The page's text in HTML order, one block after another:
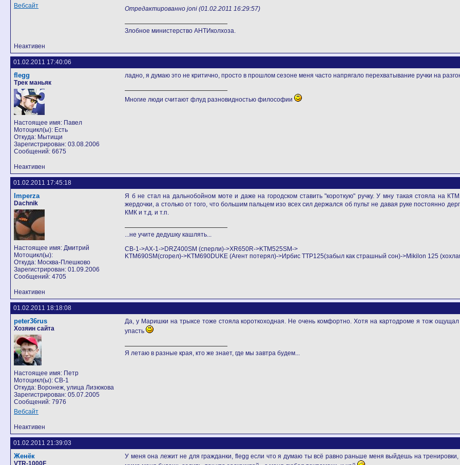
Вебсайт
Отредактированно joni (01.02.2011 16:29:57)
Злобное министерство АНТИколхоза.
Неактивен
01.02.2011 17:40:06
flegg
Трек маньяк
Настоящее имя: Павел
Мотоцикл(ы): Есть
Откуда: Мытищи
Зарегистрирован: 03.08.2006
Сообщений: 6675
ладно, я думаю это не критично, просто в прошлом сезоне меня часто напрягало перехватывание ручки на
Многие люди считают флуд разновидностью философии
Неактивен
01.02.2011 17:45:18
Imperza
Dachnik
Настоящее имя: Дмитрий
Мотоцикл(ы):
Откуда: Москва-Плешково
Зарегистрирован: 01.09.2006
Сообщений: 4705
Я б не стал на дальнобойном моте и даже на городском ставить "короткую" ручку. У мну такая стояла на
жердочки, а столько от того, что большим пальцем изо всех сил держался об пульт не давая руке постоянно
КМК и т.д. и т.п.
...не учите дедушку кашлять...
CB-1->AX-1->DRZ400SM (сперли)->XR650R->KTM525SM->
KTM690SM(сгорел)->KTM690DUKE (Агент потерял)->Ирбис ТТР125(забыл как страшный сон)->Mikilon 125
Неактивен
01.02.2011 18:18:08
peter36rus
Хозяин сайта
Настоящее имя: Петр
Мотоцикл(ы): CB-1
Откуда: Воронеж, улица Лизюкова
Зарегистрирован: 05.07.2005
Сообщений: 7976
Вебсайт
Да, у Маришки на трыксе тоже стояла короткоходная. Не очень комфортно. Хотя на картодроме я тож ощущал
упасть
Я летаю в разные края, кто же знает, где мы завтра будем...
Неактивен
01.02.2011 21:39:03
Женёк
VTR-1000F
У меня она лежит не для гражданки, flegg если что я думаю ты всё равно раньше меня выйдешь на тренировки,